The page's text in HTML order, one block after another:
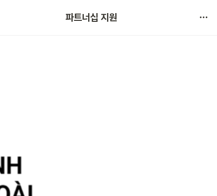
파트너십 지원
서비스 불만 사항 제보